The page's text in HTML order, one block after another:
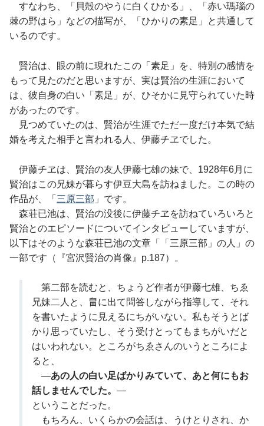
すなわち、「貝殻のやうに白くひかる」、「赤い瑪瑙の
棘の野はら」などの描写が、「ひかりの素足」と共通して
いるのです。
賢治は、眼の前に現れたこの「素足」を、特別の感情を
もって見たのだと思いますが、実は賢治の生涯において
は、彼自身の白い「素足」が、ひそかに見守られていた時
があったのです。
見つめていたのは、賢治が生涯でただ一度だけ本気で結
婚を考えた相手と言われる人、伊藤チヱでした。
伊藤チヱは、賢治の友人伊藤七雄の妹で、1928年6月に
賢治はこの兄妹が暮らす伊豆大島を訪ねました。この時の
作品が、「 三原三部 」です。
森荘已池は、賢治の没後に伊藤チヱを訪ねていろいろと
賢治とのエピソードについてインタビューしていますが、
以下はそのような森荘已池の文章「「三原三部」の人」の
一部です（『宮沢賢治の肖像』p.187）。
第二部を読むと、ちょうど作者が伊藤七雄、ちゑ
兄妹二人と、畠に出て問答しながら指導して、それ
を書いたように見えるにちがいない。私もそうとば
かり思っていたし、そう受けとってもまちがいだと
はいわれない。ところがちゑさんのいうところによ
ると、
―あの人の白い足ばかりみていて、あと何にもお
話しませんでした。―
ということだった。
もちろん、いくらかの会話は、うけとりされ、か